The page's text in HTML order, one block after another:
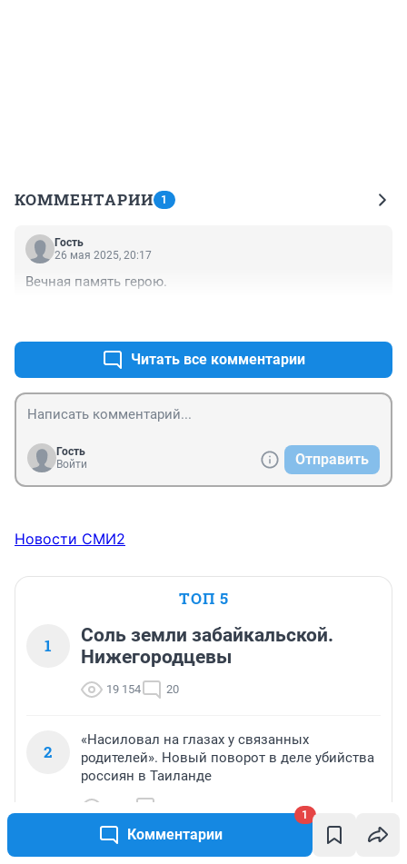
Комментарии
1
КОММЕНТАРИИ 1
Гость
26 мая 2025, 20:17
Вечная память герою.
Читать все комментарии
Гость
Войти
Отправить
Новости СМИ2
ТОП 5
1
Соль земли забайкальской.
Нижегородцевы
19 154 20
2
«Насиловал на глазах у связанных
родителей». Новый поворот в деле убийства
россиян в Таиланде
Быстро покраснеют: как соспеть зеленые